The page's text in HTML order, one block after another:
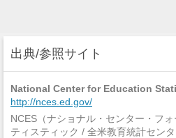
出典/参照サイト
National Center for Education
http://nces.ed.gov/
NCES（ナショナル・センター・フ
ティスティック / 全米教育統計セン